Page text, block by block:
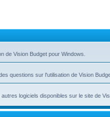
de Vision Budget pour Windows.
questions sur l'utilisation de Vision
logiciels disponibles sur le site de